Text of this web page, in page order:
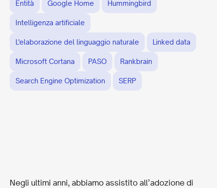
Entità Google Home Hummingbird
Intelligenza artificiale
L'elaborazione del linguaggio naturale Linked data
Microsoft Cortana PASO Rankbrain
Search Engine Optimization SERP
Negli ultimi anni, abbiamo assistito all’adozione di